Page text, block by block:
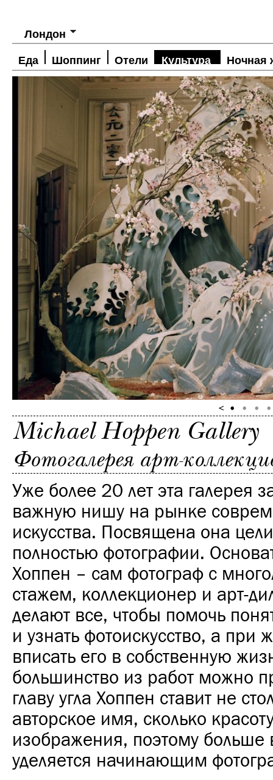
Лондон
Еда Шоппинг Отели Культура Ночная
Michael Hoppen Gallery
Фотогалерея арт-
Уже более 20 лет эта галерея
важную нишу на рынке
искусства. Посвящена она
полностью фотографии.
Хоппен – сам фотограф с
стажем, коллекционер и арт-
делают все, чтобы помочь
и узнать фотоискусство, а при
вписать его в собственную
большинство из работ можно
главу угла Хоппен ставит не
авторское имя, сколько
изображения, поэтому
уделяется начинающим